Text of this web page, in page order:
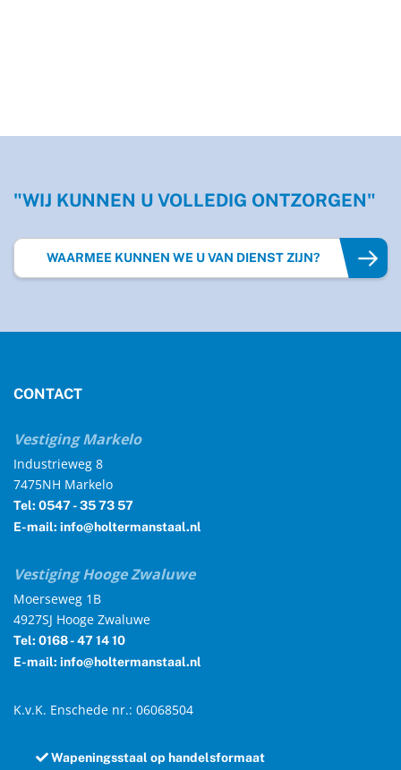
"WIJ KUNNEN U VOLLEDIG ONTZORGEN"
WAARMEE KUNNEN WE U VAN DIENST ZIJN?
CONTACT
Vestiging Markelo
Industrieweg 8
7475NH Markelo
Tel: 0547 - 35 73 57
E-mail: info@holtermanstaal.nl
Vestiging Hooge Zwaluwe
Moerseweg 1B
4927SJ Hooge Zwaluwe
Tel: 0168 - 47 14 10
E-mail: info@holtermanstaal.nl
K.v.K. Enschede nr.: 06068504
Wapeningsstaal op handelsformaat